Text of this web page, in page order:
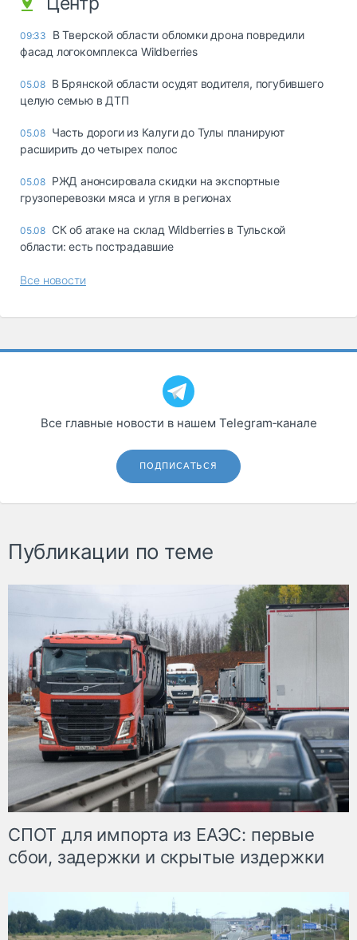
09:33
В Тверской области обломки дрона повредили
фасад логокомплекса Wildberries
05.08 В Брянской области осудят водителя, погубившего
целую семью в ДТП
05.08 Часть дороги из Калуги до Тулы планируют
расширить до четырех полос
05.08 РЖД анонсировала скидки на экспортные
грузоперевозки мяса и угля в регионах
05.08 СК об атаке на склад Wildberries в Тульской
области: есть пострадавшие
Все новости
Все главные новости в нашем Telegram‑канале
ПОДПИСАТЬСЯ
Публикации по теме
СПОТ для импорта из ЕАЭС: первые
сбои, задержки и скрытые издержки